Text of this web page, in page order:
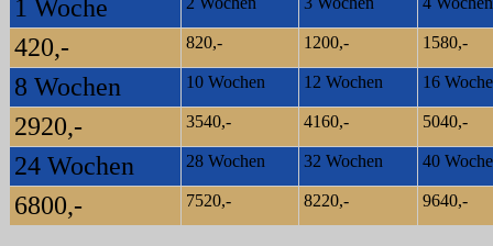
1 Woche
420,- 820,- 1200,- 1580,-
8 Wochen 10 Wochen 12 Wochen 16
2920,- 3540,- 4160,- 5040,-
24 Wochen 28 Wochen 32 Wochen 40
6800,- 7520,- 8220,- 9640,-